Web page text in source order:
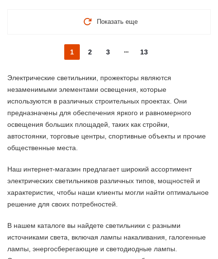
Показать еще
1 2 3 13
Электрические светильники, прожекторы являются
незаменимыми элементами освещения, которые
используются в различных строительных проектах. Они
предназначены для обеспечения яркого и равномерного
освещения больших площадей, таких как стройки,
автостоянки, торговые центры, спортивные объекты и прочие
общественные места.
Наш интернет-магазин предлагает широкий ассортимент
электрических светильников различных типов, мощностей и
характеристик, чтобы наши клиенты могли найти оптимальное
решение для своих потребностей.
В нашем каталоге вы найдете светильники с разными
источниками света, включая лампы накаливания, галогенные
лампы, энергосберегающие и светодиодные лампы.